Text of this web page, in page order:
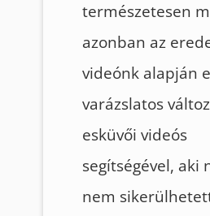
természetesen
azonban az
videónk alapján
varázslatos
esküvői videós
segítségével, aki
nem